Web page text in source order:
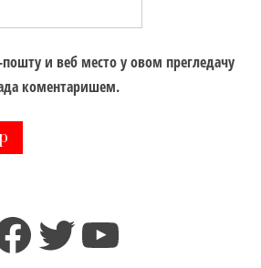
пошту и веб место у овом прегледачу
коментаришем.
TwitterYouTube